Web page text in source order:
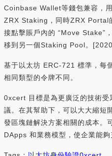
Coinbase Wallet等錢包兼容，
ZRX Staking，同時ZRX Portal
接點擊賬戶內的 “Move Stake”
移到另一個Staking Pool。
基于以太坊 ERC-721 標準，每
相同類型的令牌不同。
0xcert 目標是為更廣泛的技術受
議。在其幫助下，可以大大縮短
發區塊鏈解決方案相關的成本。
DApps 和業務模型，使企業能夠